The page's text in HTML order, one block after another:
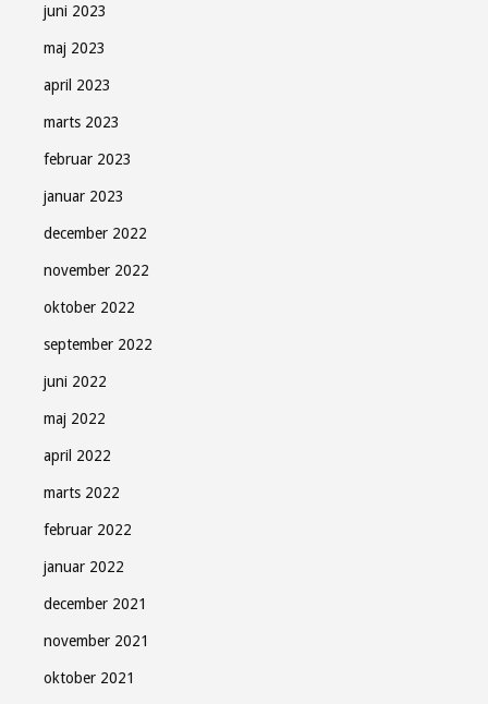
juni 2023
maj 2023
april 2023
marts 2023
februar 2023
januar 2023
december 2022
november 2022
oktober 2022
september 2022
juni 2022
maj 2022
april 2022
marts 2022
februar 2022
januar 2022
december 2021
november 2021
oktober 2021